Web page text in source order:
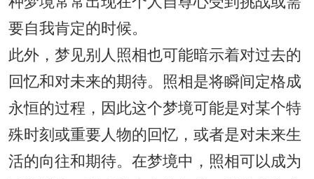
要自我肯定的时候。
此外，梦见别人照相也可能暗示着对过去的
回忆和对未来的期待。照相是将瞬间定格成
永恒的过程，因此这个梦境可能是对某个特
殊时刻或重要人物的回忆，或者是对未来生
活的向往和期待。在梦境中，照相可以成为